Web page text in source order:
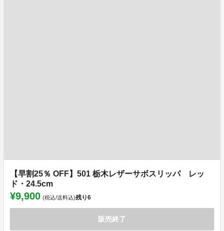
【早割25％ OFF】501 栃木レザーサボスリッパ レッ
ド・24.5cm
¥9,900 (税込/送料込)残り6
販売終了